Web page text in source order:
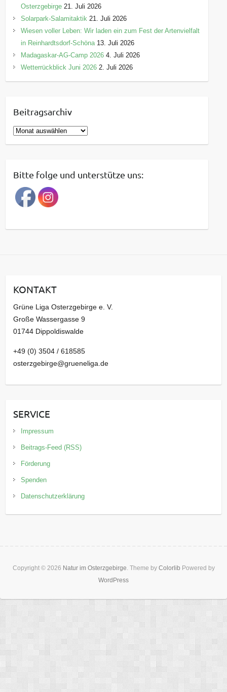
Osterzgebirge 21. Juli 2026
Solarpark-Salamitaktik 21. Juli 2026
Wiesen voller Leben: Wir laden ein zum Fest der Artenvielfalt
in Reinhardtsdorf-Schöna 13. Juli 2026
Madagaskar-AG-Camp 2026 4. Juli 2026
Wetterrückblick Juni 2026 2. Juli 2026
Beitragsarchiv
B
e
r
a
g
a
v
Bitte folge und unterstütze uns:
KONTAKT
Grüne Liga Osterzgebirge e. V.
Große Wassergasse 9
01744 Dippoldiswalde
+49 (0) 3504 / 618585
osterzgebirge@grueneliga.de
SERVICE
Impressum
Beitrags-Feed (RSS)
Förderung
Spenden
Datenschutzerklärung
Copyright © 2026 Natur im Osterzgebirge. Theme by Colorlib Powered by
WordPress